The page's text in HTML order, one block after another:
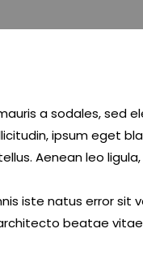
a sodales, sed
ipsum eget
Aenean leo
iste natus error
beatae